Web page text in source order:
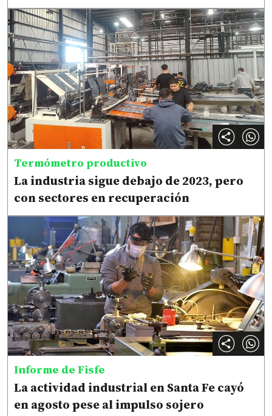
Termómetro productivo
La industria sigue debajo de 2023, pero
con sectores en recuperación
Informe de Fisfe
La actividad industrial en Santa Fe cayó
en agosto pese al impulso sojero